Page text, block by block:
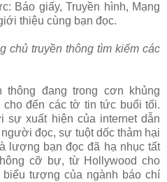
Báo giấy, Truyền hình, Mạng
thiệu cùng bạn đọc.
chủ truyền thông tìm kiếm các
thông đang trong cơn khủng
cho đến các tờ tin tức buổi tối.
sự xuất hiện của internet dẫn
đọc, sự tuột dốc thảm hại
lượng bạn đọc đã hạ nhục tất
cỡ bự, từ Hollywood cho
tượng của ngành báo chí